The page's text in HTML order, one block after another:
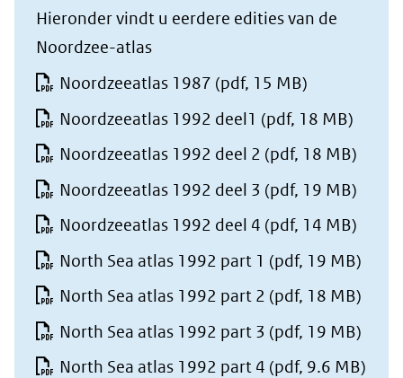
(verwijst
naar
website)
Hieronder vindt u eerdere edities van de
Noordzee-atlas
Noordzeeatlas 1987 (pdf, 15 MB)
Noordzeeatlas 1992 deel1 (pdf, 18 MB)
Noordzeeatlas 1992 deel 2 (pdf, 18 MB)
Noordzeeatlas 1992 deel 3 (pdf, 19 MB)
Noordzeeatlas 1992 deel 4 (pdf, 14 MB)
North Sea atlas 1992 part 1 (pdf, 19 MB)
North Sea atlas 1992 part 2 (pdf, 18 MB)
North Sea atlas 1992 part 3 (pdf, 19 MB)
North Sea atlas 1992 part 4 (pdf, 9.6 MB)